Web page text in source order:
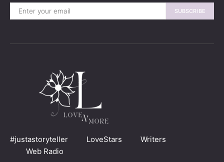
SUBSCRIBE
#justastoryteller LoveStars
Writers
Web Radio